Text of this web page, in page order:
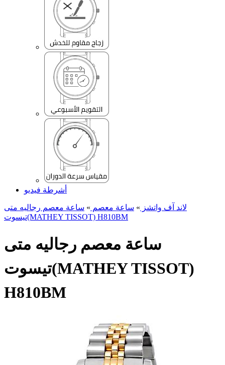
أشرطة فيديو
لاند آف واتشز » ساعة معصم » ساعة معصم رجالیه متی
تیسوت(MATHEY TISSOT) H810BM
ساعة معصم رجالیه متی
تیسوت(MATHEY TISSOT)
H810BM